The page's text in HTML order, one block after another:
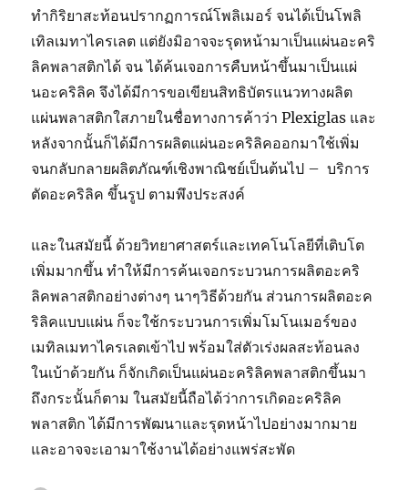
ทำกิริยาสะท้อนปรากฏการณ์โพลิเมอร์ จนได้เป็นโพลิ
เทิลเมทาไครเลต แต่ยังมิอาจจะรุดหน้ามาเป็นแผ่นอะคริ
ลิคพลาสติกได้ จน ได้ค้นเจอการคืบหน้าขึ้นมาเป็นแผ่
นอะคริลิค จึงได้มีการขอเขียนสิทธิบัตรแนวทางผลิต
แผ่นพลาสติกใสภายในชื่อทางการค้าว่า Plexiglas และ
หลังจากนั้นก็ได้มีการผลิตแผ่นอะคริลิคออกมาใช้เพิ่ม
จนกลับกลายผลิตภัณฑ์เชิงพาณิชย์เป็นต้นไป – บริการ
ตัดอะคริลิค ขึ้นรูป ตามพึงประสงค์
และในสมัยนี้ ด้วยวิทยาศาสตร์และเทคโนโลยีที่เติบโต
เพิ่มมากขึ้น ทำให้มีการค้นเจอกระบวนการผลิตอะคริ
ลิคพลาสติกอย่างต่างๆ นาๆวิธีด้วยกัน ส่วนการผลิตอะค
ริลิคแบบแผ่น ก็จะใช้กระบวนการเพิ่มโมโนเมอร์ของ
เมทิลเมทาไครเลตเข้าไป พร้อมใส่ตัวเร่งผลสะท้อนลง
ในเบ้าด้วยกัน ก็จักเกิดเป็นแผ่นอะคริลิคพลาสติกขึ้นมา
ถึงกระนั้นก็ตาม ในสมัยนี้ถือได้ว่าการเกิดอะคริลิค
พลาสติก ได้มีการพัฒนาและรุดหน้าไปอย่างมากมาย
และอาจจะเอามาใช้งานได้อย่างแพร่สะพัด